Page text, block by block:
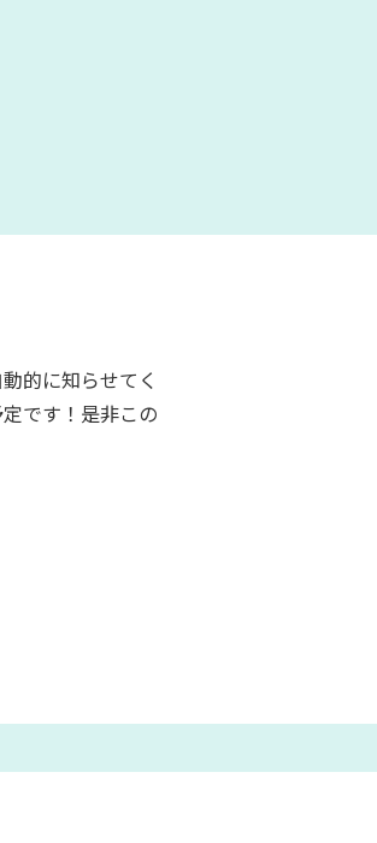
的に知らせてく
です！是非この